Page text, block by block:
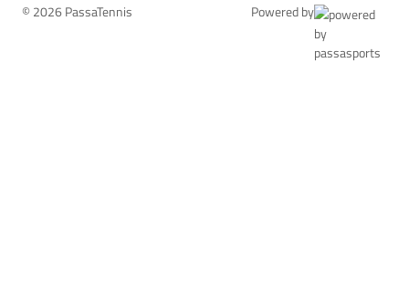
© 2026 PassaTennis Powered by